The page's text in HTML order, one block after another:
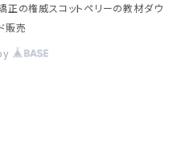
正の権威スコットペリーの教材ダウ
販売